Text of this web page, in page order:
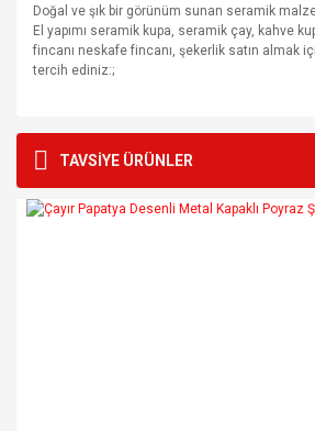
Doğal ve şık bir görünüm sunan seramik
El yapımı seramik kupa, seramik çay, kahve
fincanı neskafe fincanı, şekerlik satın almak
tercih ediniz:;
Bu ürüne ilk yorumu siz
kullanarak tarafımıza iletebilirsiniz.
Görüş ve önerileriniz için teşekkür ederiz.
Ürün resmi kalitesiz, bozuk veya
TAVSİYE ÜRÜNLER